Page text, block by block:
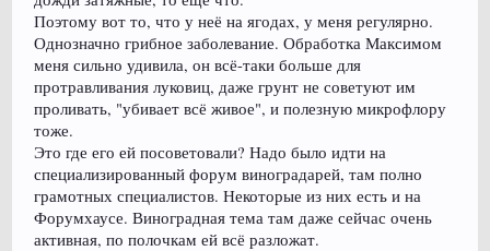
Поэтому вот то, что у неё на ягодах, у меня регулярно.
Однозначно грибное заболевание. Обработка Максимом
меня сильно удивила, он всё-таки больше для
протравливания луковиц, даже грунт не советуют им
проливать, "убивает всё живое", и полезную микрофлору
тоже.
Это где его ей посоветовали? Надо было идти на
специализированный форум виноградарей, там полно
грамотных специалистов. Некоторые из них есть и на
Форумхаусе. Виноградная тема там даже сейчас очень
активная, по полочкам ей всё разложат.